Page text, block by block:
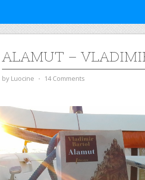
ALAMUT –
by Luocine ⋅ 14 Comments